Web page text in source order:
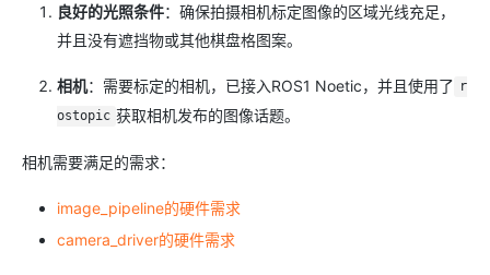
良好的光照条件：确保拍摄相机标定图像的区域光线充足，
并且没有遮挡物或其他棋盘格图案。
相机：需要标定的相机，已接入ROS1 Noetic，并且使用了 r
ostopic 获取相机发布的图像话题。
相机需要满足的需求：
image_pipeline的硬件需求
camera_driver的硬件需求